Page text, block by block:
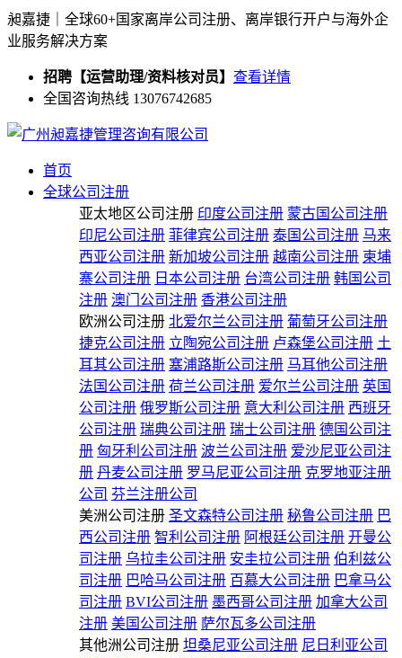
昶嘉捷｜全球60+国家离岸公司注册、离岸银行开户与海外企
业服务解决方案
招聘【运营助理/资料核对员】 查看详情
全国咨询热线 13076742685
首页
全球公司注册
亚太地区公司注册 印度公司注册 蒙古国公司注册
印尼公司注册 菲律宾公司注册 泰国公司注册 马来
西亚公司注册 新加坡公司注册 越南公司注册 柬埔
寨公司注册 日本公司注册 台湾公司注册 韩国公司
注册 澳门公司注册 香港公司注册
欧洲公司注册 北爱尔兰公司注册 葡萄牙公司注册
捷克公司注册 立陶宛公司注册 卢森堡公司注册 土
耳其公司注册 塞浦路斯公司注册 马耳他公司注册
法国公司注册 荷兰公司注册 爱尔兰公司注册 英国
公司注册 俄罗斯公司注册 意大利公司注册 西班牙
公司注册 瑞典公司注册 瑞士公司注册 德国公司注
册 匈牙利公司注册 波兰公司注册 爱沙尼亚公司注
册 丹麦公司注册 罗马尼亚公司注册 克罗地亚注册
公司 芬兰注册公司
美洲公司注册 圣文森特公司注册 秘鲁公司注册 巴
西公司注册 智利公司注册 阿根廷公司注册 开曼公
司注册 乌拉圭公司注册 安圭拉公司注册 伯利兹公
司注册 巴哈马公司注册 百慕大公司注册 巴拿马公
司注册 BVI公司注册 墨西哥公司注册 加拿大公司
注册 美国公司注册 萨尔瓦多公司注册
其他洲公司注册 坦桑尼亚公司注册 尼日利亚公司